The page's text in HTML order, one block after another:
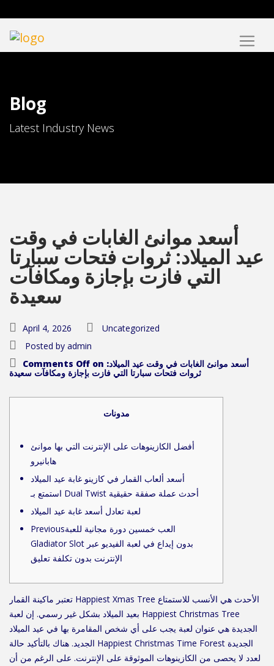
Blog
Latest Industry News
أسعد موانئ الغابات في وقت
عيد الميلاد: ثروات فتحات سبارتا
التي فازت بإجازة ومكافآت
سعيدة
April 4, 2026
Uncategorized
Posted by admin
Comments Off on أسعد موانئ الغابات في وقت عيد الميلاد:
ثروات فتحات سبارتا التي فازت بإجازة ومكافآت سعيدة
مدونات
أفضل الكازينوهات على الإنترنت التي بها موانئ
هابانيرو
أسعد ألعاب القمار في كازينو غابة عيد الميلاد
استمتع بـ Dual Twist أحدث عملة صفقة حقيقية
لعبة تعادل أسعد غابة عيد الميلاد
Previousالعب خمسين دورة مجانية للعبة
Gladiator Slot بدون إيداع في لعبة الفيديو عبر
الإنترنت بدون تكلفة تعليق
تعتبر ماكينة القمار Happiest Xmas Tree الأحدث هي الأنسب للاستمتاع
بعيد الميلاد بشكل غير رسمي. إن لعبة Happiest Christmas Tree
الجديدة هي عنوان لعبة يجب على أي شخص المقامرة بها في عيد الميلاد
الجديد. هناك بالتأكيد حالة Happiest Christmas Time Forest الجديدة
لعدد لا يحصى من الكازينوهات الموثوقة على الإنترنت. على الرغم من أن